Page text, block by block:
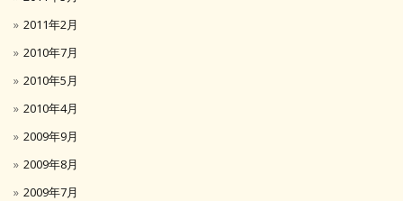
2011年2月
2010年7月
2010年5月
2010年4月
2009年9月
2009年8月
2009年7月